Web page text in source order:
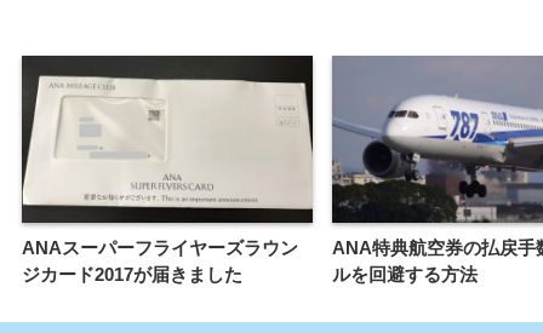
ANAスーパーフライヤーズラウン
ジカード2017が届きました
ANA特典航空券の払戻手
ルを回避する方法